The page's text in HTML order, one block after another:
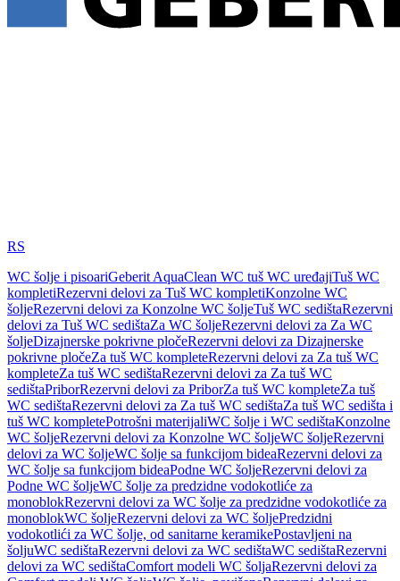
RS
WC šolje i pisoariGeberit AquaClean WC tuš WC uređajiTuš WC
kompletiRezervni delovi za Tuš WC kompletiKonzolne WC
šoljeRezervni delovi za Konzolne WC šoljeTuš WC sedištaRezervni
delovi za Tuš WC sedištaZa WC šoljeRezervni delovi za Za WC
šoljeDizajnerske pokrivne pločeRezervni delovi za Dizajnerske
pokrivne pločeZa tuš WC kompleteRezervni delovi za Za tuš WC
kompleteZa tuš WC sedištaRezervni delovi za Za tuš WC
sedištaPriborRezervni delovi za PriborZa tuš WC kompleteZa tuš
WC sedištaRezervni delovi za Za tuš WC sedištaZa tuš WC sedišta i
tuš WC kompletePotrošni materijaliWC šolje i WC sedištaKonzolne
WC šoljeRezervni delovi za Konzolne WC šoljeWC šoljeRezervni
delovi za WC šoljeWC šolje sa funkcijom bideaRezervni delovi za
WC šolje sa funkcijom bideaPodne WC šoljeRezervni delovi za
Podne WC šoljeWC šolje za predzidne vodokotliće za
monoblokRezervni delovi za WC šolje za predzidne vodokotliće za
monoblokWC šoljeRezervni delovi za WC šoljePredzidni
vodokotlići za WC šolje, od sanitarne keramikePostavljeni na
šoljuWC sedištaRezervni delovi za WC sedištaWC sedištaRezervni
delovi za WC sedištaComfort modeli WC šoljaRezervni delovi za